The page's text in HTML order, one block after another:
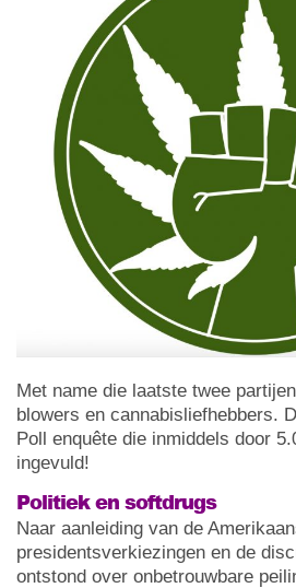
Met name die laatste twee
blowers en cannabisliefhebbers.
Poll enquête die inmiddels door
ingevuld!
Politiek en softdrugs
Naar aanleiding van de
presidentsverkiezingen en de
ontstond over onbetrouwbare